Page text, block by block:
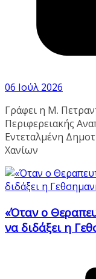
06 Ιούλ 2026
Γράφει η Μ.
Περιφερειακής
Εντεταλμένη
Χανίων
«Όταν ο
να διδάξει η